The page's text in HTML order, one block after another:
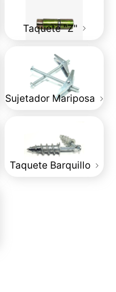
Taquete "Z"
Sujetador Mariposa
Taquete Barquillo